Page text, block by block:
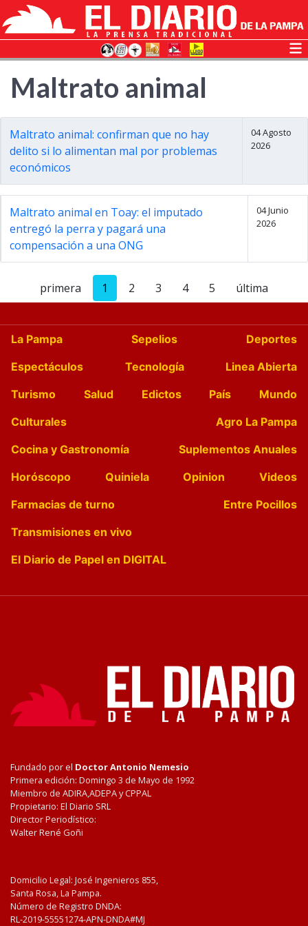
Maltrato animal
Maltrato animal: confirman que no hay
delito si lo alimentan mal por problemas
económicos
04 Agosto
2026
Maltrato animal en Toay: el imputado
entregó la perra y pagará una
compensación a una ONG
04 Junio
2026
primera 1 2 3 4 5 última
La Pampa Sepelios
Deportes
Espectáculos
Tecnología
Linea Abierta
Turismo
Salud Edictos País
Mundo
Culturales
Agro La Pampa
Cocina y Gastronomía
Suplementos Anuales
Horóscopo
Quiniela Opinion
Videos
Farmacias de turno
Entre Pocillos
Transmisiones en vivo
El Diario de Papel en DIGITAL
Fundado por el Doctor Antonio Nemesio
Primera edición: Domingo 3 de Mayo de 1992
Miembro de ADIRA,ADEPA y CPPAL
Propietario: El Diario SRL
Director Periodístico:
Walter René Goñi
Domicilio Legal: José Ingenieros 855,
Santa Rosa, La Pampa.
Número de Registro DNDA:
RL-2019-55551274-APN-DNDA#MJ